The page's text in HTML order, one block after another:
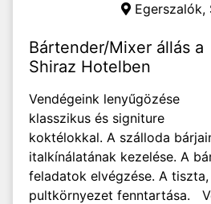
Egerszalók,
Bártender/Mixer állás a
Shiraz Hotelben
Vendégeink lenyűgözése
klasszikus és signiture
koktélokkal. A szálloda
italkínálatának kezelése. A
feladatok elvégzése. A
pultkörnyezet fenntartása.